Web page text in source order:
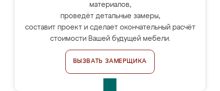
материалов,
проведёт детальные замеры,
составит проект и сделает окончательный расчёт
стоимости Вашей будущей мебели.
ВЫЗВАТЬ ЗАМЕРЩИКА